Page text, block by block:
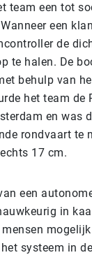
team een tot
een
de
te halen. De
behulp van
het team de
en was
rondvaart te
17 cm.
een
in
systeem in